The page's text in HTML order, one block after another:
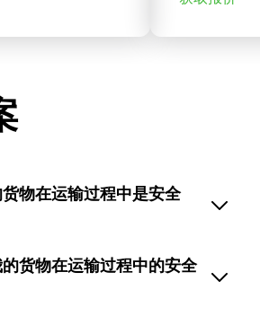
物在运输过程中是安全
货物在运输过程中的安全